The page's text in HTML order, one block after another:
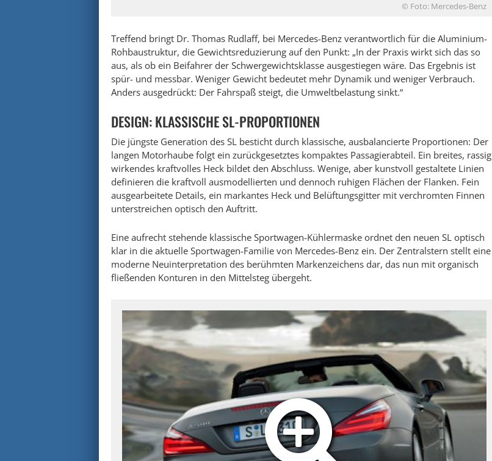
© Foto: Mercedes-Benz
Treffend bringt Dr. Thomas Rudlaff, bei Mercedes-Benz verantwortlich für die Aluminium-
Rohbaustruktur, die Gewichtsreduzierung auf den Punkt: „In der Praxis wirkt sich das so
aus, als ob ein Beifahrer der Schwergewichtsklasse ausgestiegen wäre. Das Ergebnis ist
spür- und messbar. Weniger Gewicht bedeutet mehr Dynamik und weniger Verbrauch.
Anders ausgedrückt: Der Fahrspaß steigt, die Umweltbelastung sinkt.“
DESIGN: KLASSISCHE SL-PROPORTIONEN
Die jüngste Generation des SL besticht durch klassische, ausbalancierte Proportionen: Der
langen Motorhaube folgt ein zurückgesetztes kompaktes Passagierabteil. Ein breites, rassig
wirkendes kraftvolles Heck bildet den Abschluss. Wenige, aber kunstvoll gestaltete Linien
definieren die kraftvoll ausmodellierten und dennoch ruhigen Flächen der Flanken. Fein
ausgearbeitete Details, ein markantes Heck und Belüftungsgitter mit verchromten Finnen
unterstreichen optisch den Auftritt.
Eine aufrecht stehende klassische Sportwagen-Kühlermaske ordnet den neuen SL optisch
klar in die aktuelle Sportwagen-Familie von Mercedes-Benz ein. Der Zentralstern stellt eine
moderne Neuinterpretation des berühmten Markenzeichens dar, das nun mit organisch
fließenden Konturen in den Mittelsteg übergeht.